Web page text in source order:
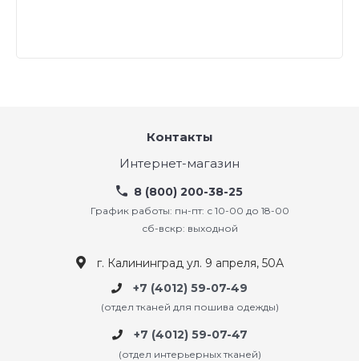
Контакты
Интернет-магазин
8 (800) 200-38-25
График работы: пн-пт: с 10-00 до 18-00
сб-вскр: выходной
г. Калининград ул. 9 апреля, 50А
+7 (4012) 59-07-49
(отдел тканей для пошива одежды)
+7 (4012) 59-07-47
(отдел интерьерных тканей)